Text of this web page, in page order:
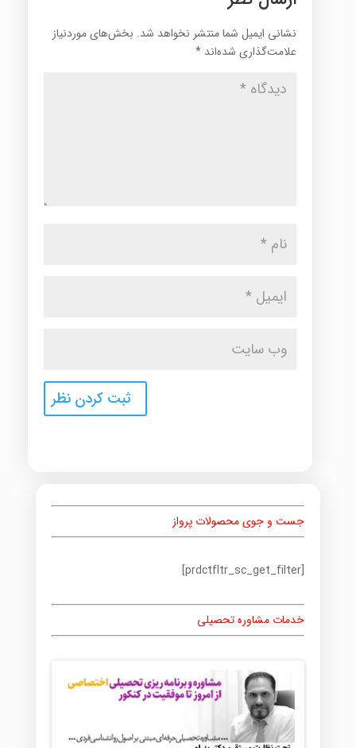
نشانی ایمیل شما منتشر نخواهد شد. بخش‌های موردنیاز
علامت‌گذاری شده‌اند *
جست و جوی محصولات پرواز
[prdctfltr_sc_get_filter]
خدمات مشاوره تحصیلی